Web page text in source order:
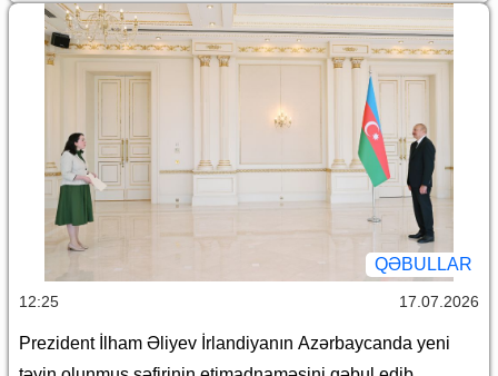
QƏBULLAR
12:25 17.07.2026
Prezident İlham Əliyev İrlandiyanın Azərbaycanda yeni